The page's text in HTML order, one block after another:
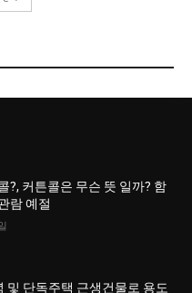
?, 커튼콜은 무슨 뜻 일까? 함
람 예절
및 단독주택 근생건물로 용도